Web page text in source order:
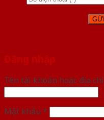
Đăng nhập
Tên tài khoản hoặc địa
Mật khẩu *